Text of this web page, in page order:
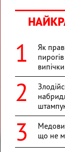
Як
випічки
що не